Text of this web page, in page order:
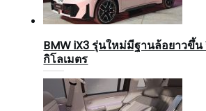
BMW iX3 รุ่นใหม่มีฐานล้อยาวขึ้น
กิโลเมตร